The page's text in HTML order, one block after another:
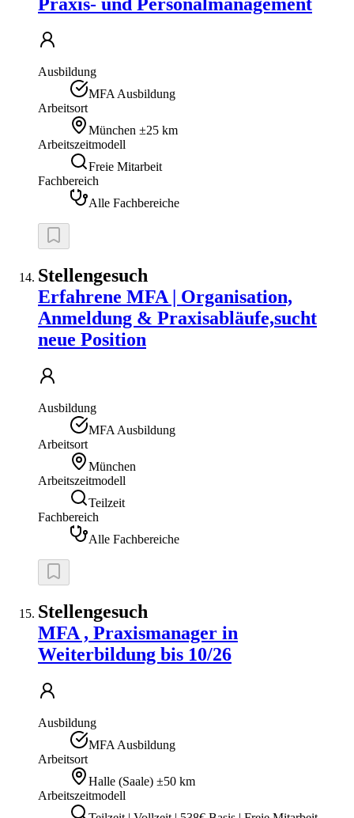
Ausbildung
MFA Ausbildung
Arbeitsort
München ±25 km
Arbeitszeitmodell
Freie Mitarbeit
Fachbereich
Alle Fachbereiche
Stellengesuch
Erfahrene MFA | Organisation,
Anmeldung & Praxisabläufe,sucht
neue Position
Ausbildung
MFA Ausbildung
Arbeitsort
München
Arbeitszeitmodell
Teilzeit
Fachbereich
Alle Fachbereiche
Stellengesuch
MFA , Praxismanager in
Weiterbildung bis 10/26
Ausbildung
MFA Ausbildung
Arbeitsort
Halle (Saale) ±50 km
Arbeitszeitmodell